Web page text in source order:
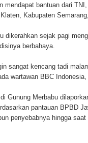
mendapat bantuan dari
Kabupaten
dikerahkan sejak pagi
berbahaya.
sangat kencang tadi
wartawan BBC Indonesia,
Gunung Merbabu
pantauan BPBD
penyebabnya hingga saat